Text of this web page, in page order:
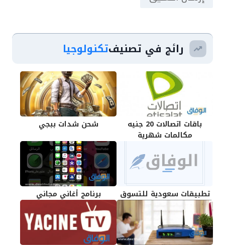
رائج في تصنيفتكنولوجيا
باقات اتصالات 20 جنيه
مكالمات شهرية
شحن شدات ببجي
تطبيقات سعودية للتسوق برنامج أغاني مجاني